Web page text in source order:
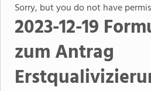
Sorry, but you do not have
2023-12-19
zum Antrag